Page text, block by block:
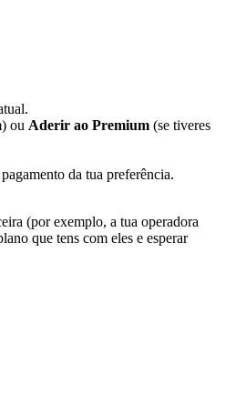
ou Aderir ao Premium (se tiveres
da tua preferência.
(por exemplo, a tua operadora
que tens com eles e esperar